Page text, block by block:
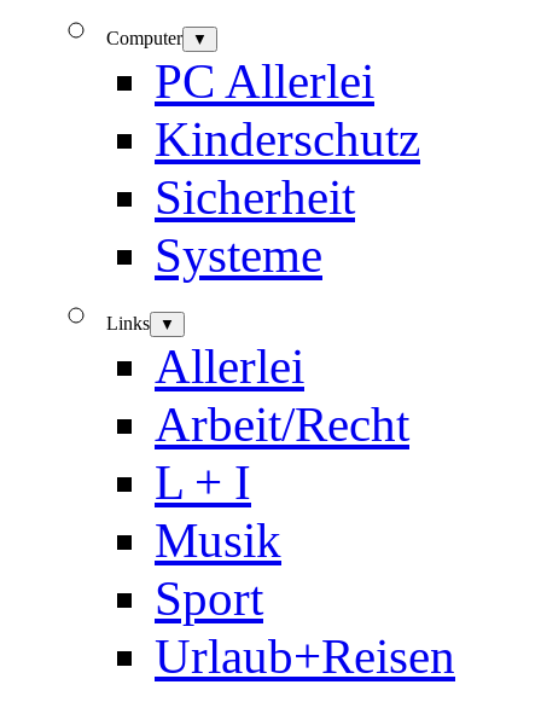
Computer ▼
PC Allerlei
Kinderschutz
Sicherheit
Systeme
Links ▼
Allerlei
Arbeit/Recht
L + I
Musik
Sport
Urlaub+Reisen